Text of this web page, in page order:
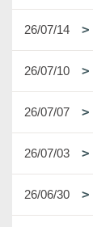
26/07/14
26/07/10
26/07/07
26/07/03
26/06/30